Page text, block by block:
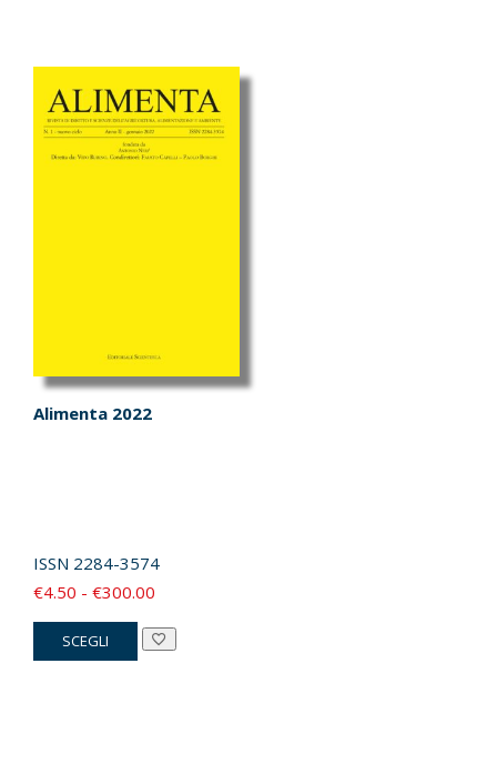
Alimenta 2022
ISSN 2284-3574
€4.50 - €300.00
prezzo:
SCEGLI
Questo
prodotto